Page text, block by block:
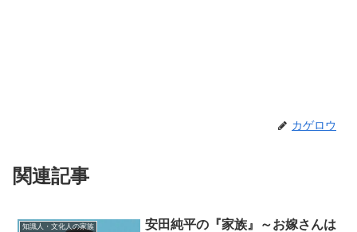
カゲロウ
関連記事
知識人・文化人の家族
安田純平の『家族』～お嫁さんは